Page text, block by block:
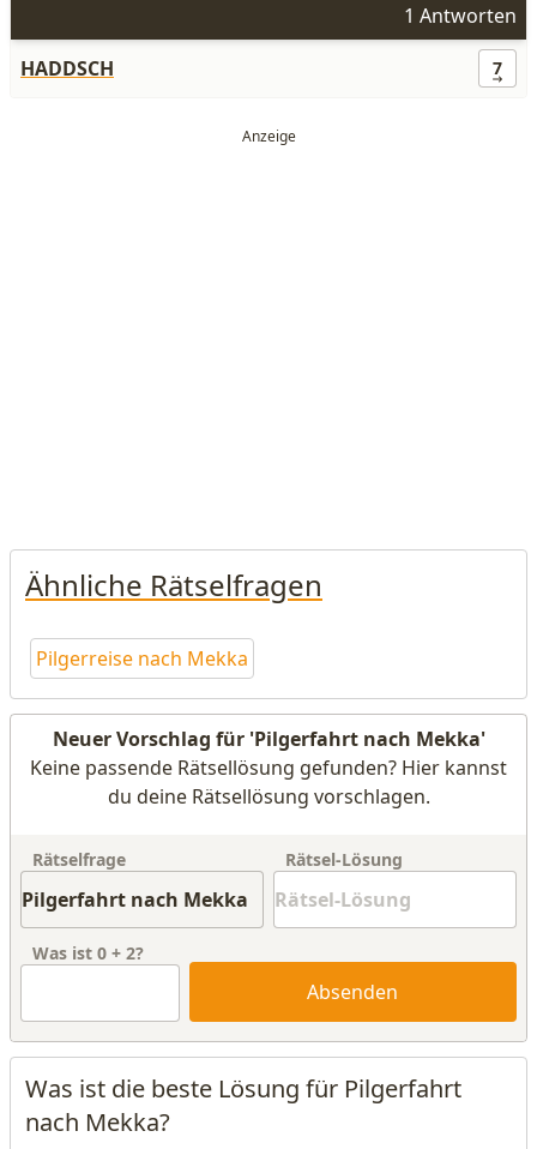
1 Antworten
HADDSCH
7
Ähnliche Rätselfragen
Pilgerreise nach Mekka
Neuer Vorschlag für 'Pilgerfahrt nach Mekka'
Keine passende Rätsellösung gefunden? Hier kannst
du deine Rätsellösung vorschlagen.
Rätselfrage Rätsel-Lösung
Was ist 0 + 2?
Absenden
Was ist die beste Lösung für Pilgerfahrt
nach Mekka?